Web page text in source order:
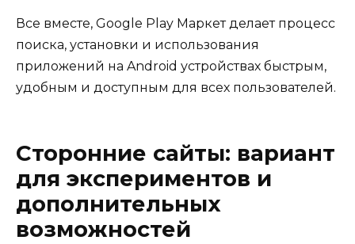
Все вместе, Google Play Маркет делает процесс
поиска, установки и использования
приложений на Android устройствах быстрым,
удобным и доступным для всех пользователей.
Сторонние сайты: вариант
для экспериментов и
дополнительных
возможностей